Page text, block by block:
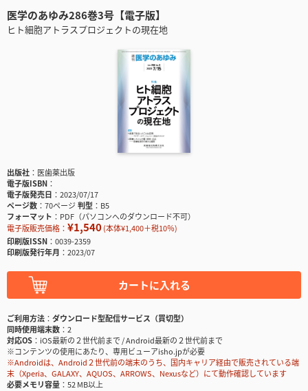
医学のあゆみ286巻3号【電子版】
ヒト細胞アトラスプロジェクトの現在地
出版社
医歯薬出版
電子版ISBN
電子版発売日
2023/07/17
ページ数
70ページ判型
B5
フォーマット
PDF（パソコンへのダウンロード不可）
電子版販売価格： ¥1,540(本体¥1,400＋税10％)
印刷版ISSN
0039-2359
印刷版発行年月
2023/07
カートに入れる
ご利用方法
ダウンロード型配信サービス（買切型）
同時使用端末数
2
対応OS
iOS最新の２世代前まで / Android最新の２世代前まで
※コンテンツの使用にあたり、専用ビューアisho.jpが必要
※Androidは、Android２世代前の端末のうち、国内キャリア経由で販売されている端
末（Xperia、GALAXY、AQUOS、ARROWS、Nexusなど）にて動作確認しています
必要メモリ容量
52 MB以上